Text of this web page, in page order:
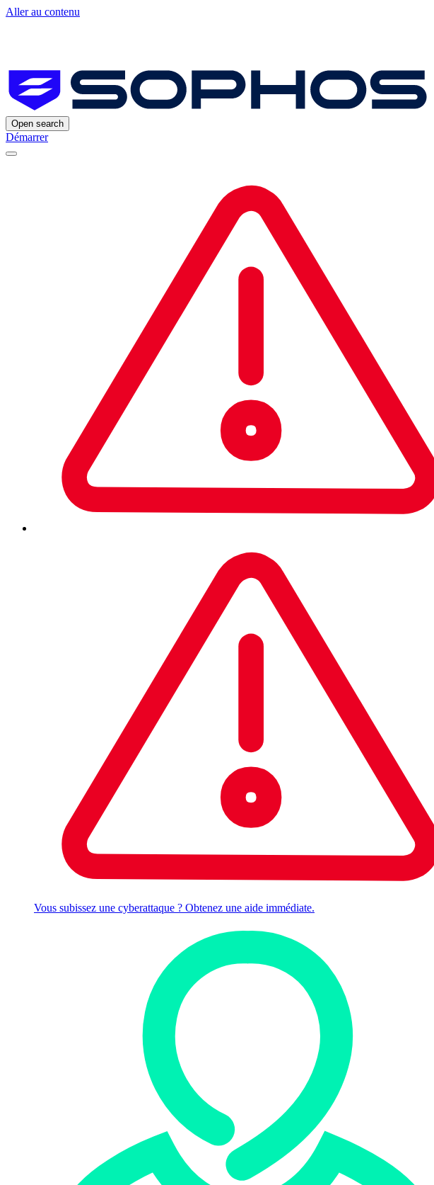
Aller au contenu
Open search
Démarrer
Vous subissez une cyberattaque ? Obtenez une aide immédiate.